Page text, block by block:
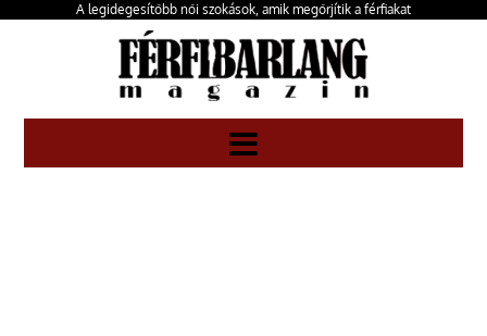
A legidegesítőbb női szokások, amik megőrjítik a férfiakat